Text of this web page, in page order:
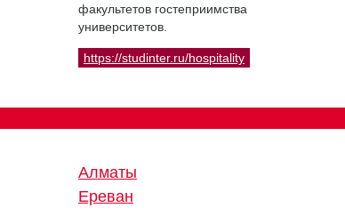
факультетов гостеприимства
университетов.
https://studinter.ru/hospitality
Алматы
Ереван